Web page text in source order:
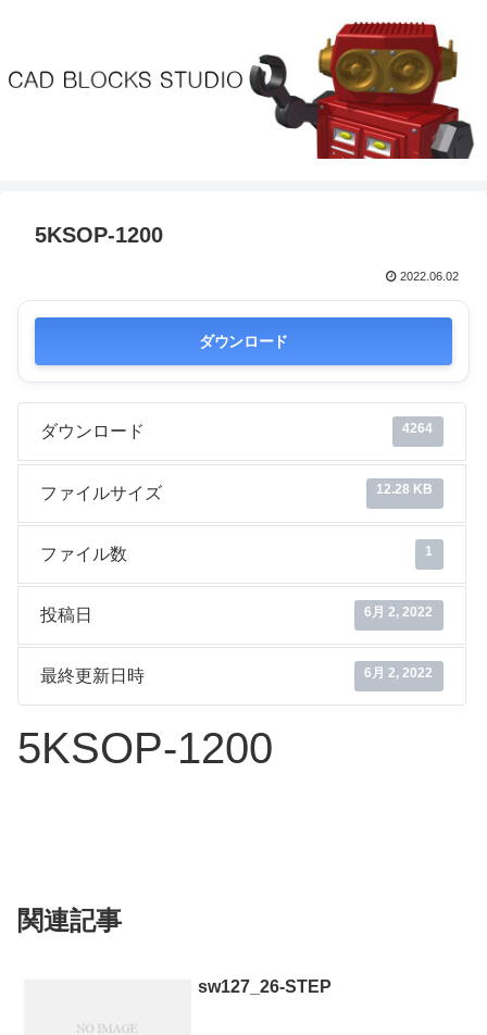
5KSOP-1200
2022.06.02
ダウンロード
ダウンロード 4264
ファイルサイズ 12.28 KB
ファイル数 1
投稿日 6月 2, 2022
最終更新日時 6月 2, 2022
5KSOP-1200
関連記事
sw127_26-STEP